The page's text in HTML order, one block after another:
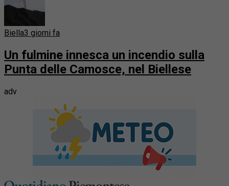
Biella3 giorni fa
Un fulmine innesca un incendio sulla
Punta delle Camosce, nel Biellese
adv